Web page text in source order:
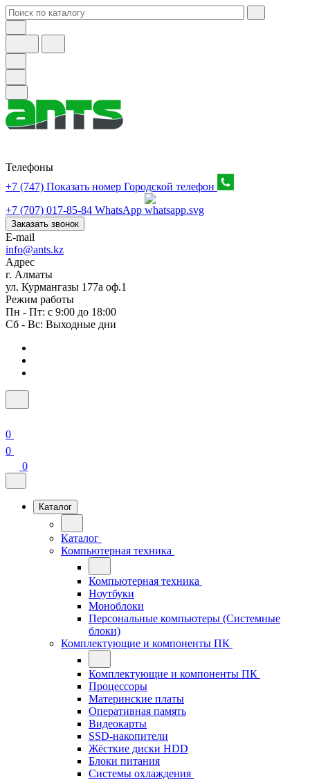
Телефоны
+7 (747) Показать номер Городской телефон
+7 (707) 017-85-84 WhatsApp
Заказать звонок
E-mail
info@ants.kz
Адрес
г. Алматы
ул. Курмангазы 177а оф.1
Режим работы
Пн - Пт: с 9:00 до 18:00
Сб - Вс: Выходные дни
0
0
0
Каталог
Каталог
Компьютерная техника
Компьютерная техника
Ноутбуки
Моноблоки
Персональные компьютеры (Системные
блоки)
Комплектующие и компоненты ПК
Комплектующие и компоненты ПК
Процессоры
Материнские платы
Оперативная память
Видеокарты
SSD-накопители
Жёсткие диски HDD
Блоки питания
Системы охлаждения